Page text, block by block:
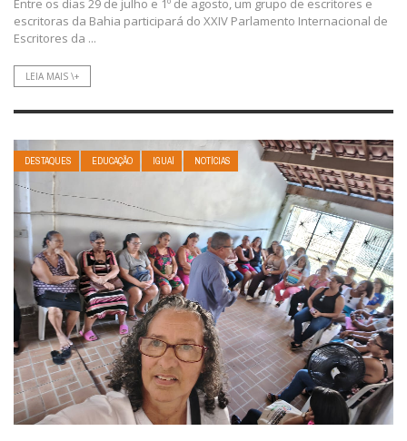
Entre os dias 29 de julho e 1º de agosto, um grupo de escritores e
escritoras da Bahia participará do XXIV Parlamento Internacional de
Escritores da ...
LEIA MAIS \+
DESTAQUES EDUCAÇÃO IGUAÍ NOTÍCIAS